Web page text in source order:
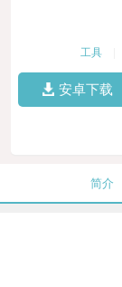
工具
安卓下载
简介